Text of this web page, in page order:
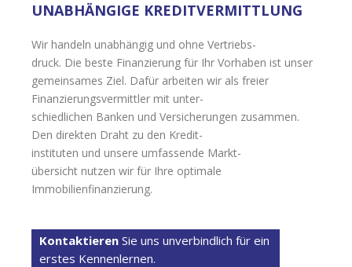
UNABHÄNGIGE KREDITVERMITTLUNG
Wir handeln unabhängig und ohne Vertriebs-
druck. Die beste Finanzierung für Ihr Vorhaben ist unser
gemeinsames Ziel. Dafür arbeiten wir als freier
Finanzierungsvermittler mit unter-
schiedlichen Banken und Versicherungen zusammen.
Den direkten Draht zu den Kredit-
instituten und unsere umfassende Markt-
übersicht nutzen wir für Ihre optimale
Immobilienfinanzierung.
Kontaktieren Sie uns unverbindlich für ein
erstes Kennenlernen.